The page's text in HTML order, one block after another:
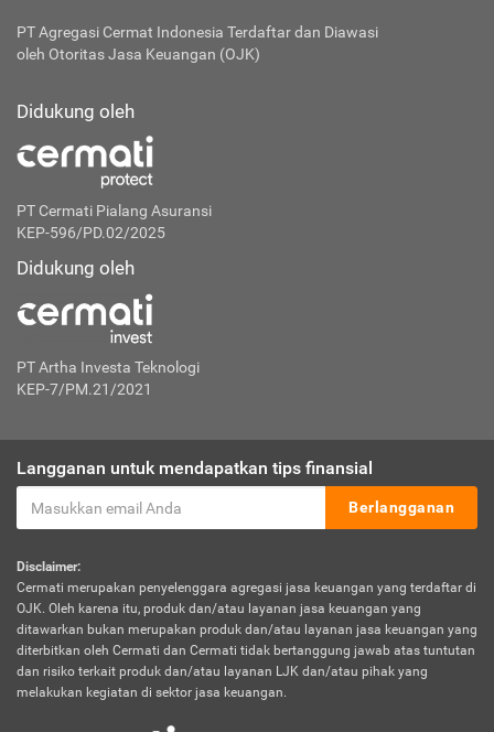
PT Agregasi Cermat Indonesia Terdaftar dan Diawasi
oleh Otoritas Jasa Keuangan (OJK)
Didukung oleh
PT Cermati Pialang Asuransi
KEP-596/PD.02/2025
Didukung oleh
PT Artha Investa Teknologi
KEP-7/PM.21/2021
Langganan untuk mendapatkan tips finansial
Berlangganan
Disclaimer:
Cermati merupakan penyelenggara agregasi jasa keuangan yang terdaftar di
OJK. Oleh karena itu, produk dan/atau layanan jasa keuangan yang
ditawarkan bukan merupakan produk dan/atau layanan jasa keuangan yang
diterbitkan oleh Cermati dan Cermati tidak bertanggung jawab atas tuntutan
dan risiko terkait produk dan/atau layanan LJK dan/atau pihak yang
melakukan kegiatan di sektor jasa keuangan.